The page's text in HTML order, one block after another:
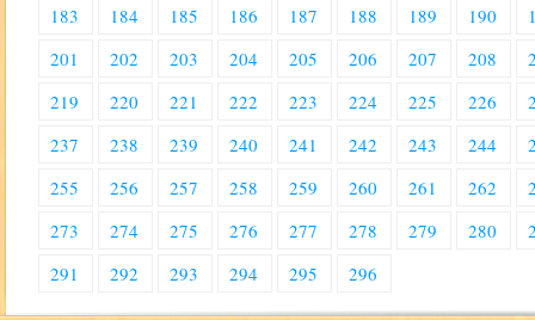
183
184 185 186 187 188 189 190
201
202 203 204 205 206 207 208
219
220 221 222 223 224 225 226
237
238 239 240 241 242 243 244
255
256 257 258 259 260 261 262
273
274 275 276 277 278 279 280
291
292 293 294 295 296